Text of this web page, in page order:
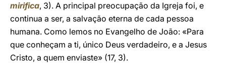
mirifica, 3). A principal preocupação da Igreja foi, e
continua a ser, a salvação eterna de cada pessoa
humana. Como lemos no Evangelho de João: «Para
que conheçam a ti, único Deus verdadeiro, e a Jesus
Cristo, a quem enviaste» (17, 3).